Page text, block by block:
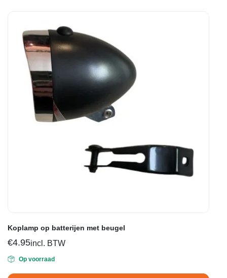
Koplamp op batterijen met beugel
€4.95incl. BTW
Op voorraad